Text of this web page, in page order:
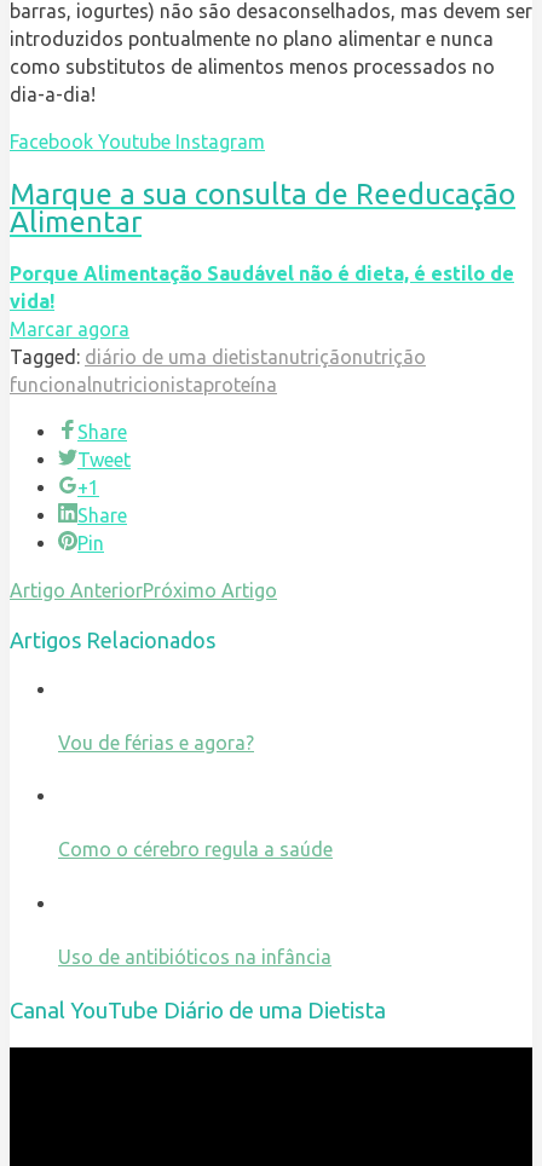
barras, iogurtes) não são desaconselhados, mas devem ser
introduzidos pontualmente no plano alimentar e nunca
como substitutos de alimentos menos processados no
dia-a-dia!
Facebook Youtube Instagram
Marque a sua consulta de Reeducação
Alimentar
Porque Alimentação Saudável não é dieta, é estilo de
vida!
Marcar agora
Tagged: diário de uma dietistanutriçãonutrição
funcionalnutricionistaproteína
Share
Tweet
+1
Share
Pin
Artigo AnteriorPróximo Artigo
Artigos Relacionados
Vou de férias e agora?
Como o cérebro regula a saúde
Uso de antibióticos na infância
Canal YouTube Diário de uma Dietista